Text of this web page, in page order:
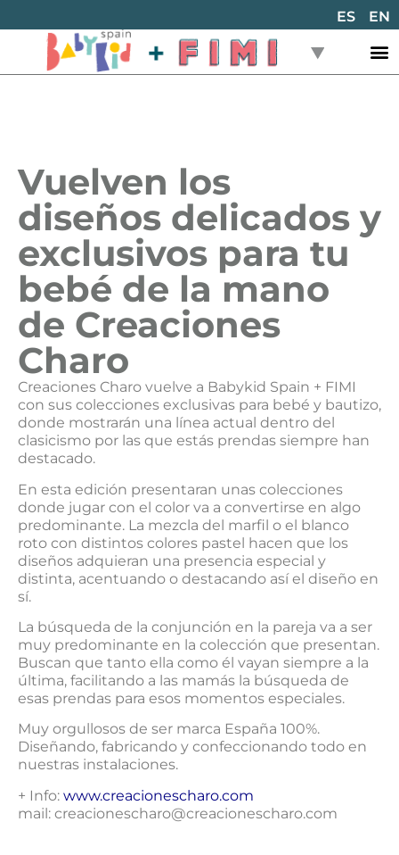
ES EN
Vuelven los
diseños delicados y
exclusivos para tu
bebé de la mano
de Creaciones
Charo
Creaciones Charo vuelve a Babykid Spain + FIMI
con sus colecciones exclusivas para bebé y bautizo,
donde mostrarán una línea actual dentro del
clasicismo por las que estás prendas siempre han
destacado.
En esta edición presentaran unas colecciones
donde jugar con el color va a convertirse en algo
predominante. La mezcla del marfil o el blanco
roto con distintos colores pastel hacen que los
diseños adquieran una presencia especial y
distinta, acentuando o destacando así el diseño en
sí.
La búsqueda de la conjunción en la pareja va a ser
muy predominante en la colección que presentan.
Buscan que tanto ella como él vayan siempre a la
última, facilitando a las mamás la búsqueda de
esas prendas para esos momentos especiales.
Muy orgullosos de ser marca España 100%.
Diseñando, fabricando y confeccionando todo en
nuestras instalaciones.
+ Info: www.creacionescharo.com
mail: creacionescharo@creacionescharo.com